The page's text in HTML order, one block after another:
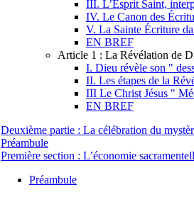
III. L’Esprit Saint,
IV. Le Canon des
V. La Sainte Écriture
EN BREF
Article 1 : La Révélation de
I. Dieu révèle son "
II. Les étapes de la
III Le Christ Jésus "
EN BREF
Deuxième partie : La célébration du
Préambule
Première section : L’économie
Préambule